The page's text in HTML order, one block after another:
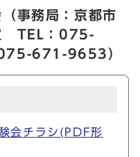
事務局：京都市
TEL：075-
671-9653）
会チラシ(PDF形